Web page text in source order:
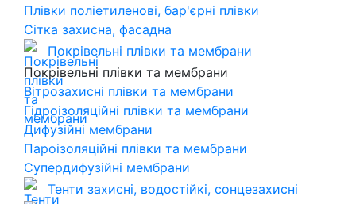
Плівки поліетиленові, бар'єрні плівки
Сітка захисна, фасадна
Покрівельні плівки та мембрани
Покрівельні плівки та мембрани
Вітрозахисні плівки та мембрани
Гідроізоляційні плівки та мембрани
Дифузійні мембрани
Пароізоляційні плівки та мембрани
Супердифузійні мембрани
Тенти захисні, водостійкі, сонцезахисні